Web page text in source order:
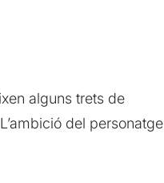
alguns trets de
del personatge